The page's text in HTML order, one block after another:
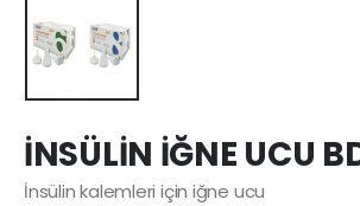
İNSÜLİN İĞNE UCU
İnsülin kalemleri için iğne ucu